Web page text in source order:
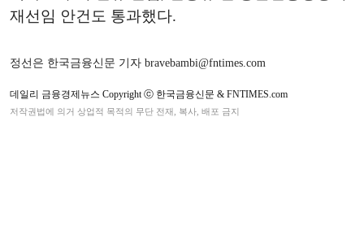
재선임 안건도 통과했다.
정선은 한국금융신문 기자 bravebambi@fntimes.com
데일리 금융경제뉴스 Copyright ⓒ 한국금융신문 & FNTIMES.com
저작권법에 의거 상업적 목적의 무단 전재, 복사, 배포 금지